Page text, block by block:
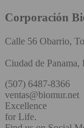
Corporación
Calle 56 Obarrio,
Ciudad de Panama,
(507) 6487-8366
ventas@biomur.net
Excellence
for Life.